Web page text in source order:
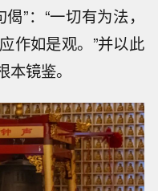
”：“一切有为法，
作如是观。”并以此
镜鉴。